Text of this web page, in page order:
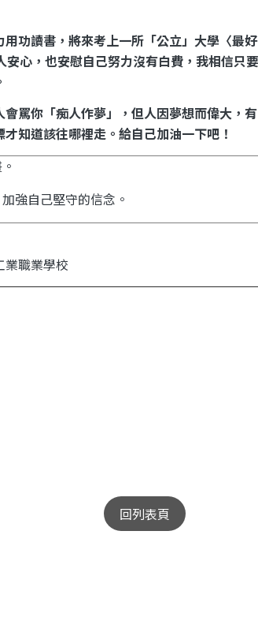
功讀書，將來考上一所「公立」大學〈最好
安心，也安慰自己努力沒有白費，我相信只
罵你「痴人作夢」，但人因夢想而偉大，有
知道該往哪裡走。給自己加油一下吧！
強自己堅守的信念。
業職業學校
回列表頁